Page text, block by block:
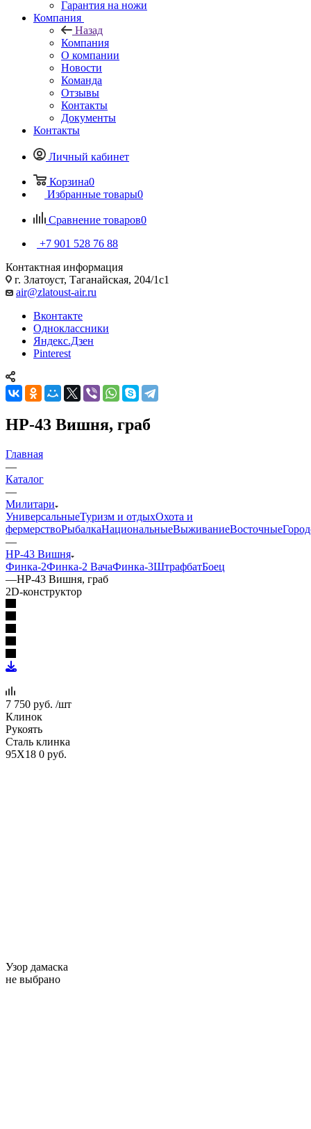
Гарантия на ножи
Компания
Назад
Компания
О компании
Новости
Команда
Отзывы
Контакты
Документы
Контакты
Личный кабинет
Корзина0
Избранные товары0
Сравнение товаров0
+7 901 528 76 88
Контактная информация
г. Златоуст, Таганайская, 204/1с1
air@zlatoust-air.ru
Вконтакте
Одноклассники
Яндекс.Дзен
Pinterest
НР-43 Вишня, граб
Главная
—
Каталог
—
Милитари
УниверсальныеТуризм и отдыхОхота и
фермерствоРыбалкаНациональныеВыживаниеВосточные
—
НР-43 Вишня
Финка-2Финка-2 ВачаФинка-3ШтрафбатБоец
—НР-43 Вишня, граб
2D-конструктор
7 750 руб. /шт
Клинок
Рукоять
Сталь клинка
95Х18 0 руб.
Узор дамаска
не выбрано